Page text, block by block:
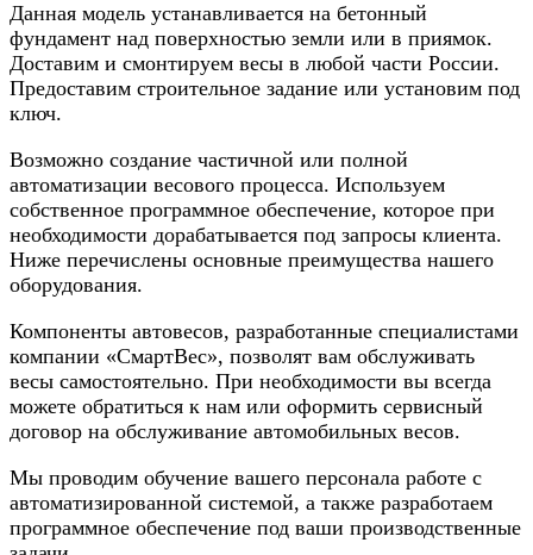
Данная модель устанавливается на бетонный
фундамент над поверхностью земли или в приямок.
Доставим и смонтируем весы в любой части России.
Предоставим строительное задание или установим под
ключ.
Возможно создание частичной или полной
автоматизации весового процесса. Используем
собственное программное обеспечение, которое при
необходимости дорабатывается под запросы клиента.
Ниже перечислены основные преимущества нашего
оборудования.
Компоненты автовесов, разработанные специалистами
компании «СмартВес», позволят вам обслуживать
весы самостоятельно. При необходимости вы всегда
можете обратиться к нам или оформить сервисный
договор на обслуживание автомобильных весов.
Мы проводим обучение вашего персонала работе с
автоматизированной системой, а также разработаем
программное обеспечение под ваши производственные